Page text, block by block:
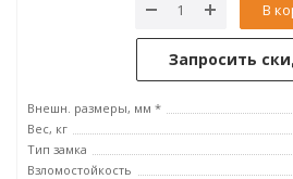
В
Запросить
Внешн. размеры, мм *
Вес, кг
Тип замка
Взломостойкость